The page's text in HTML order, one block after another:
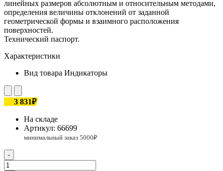
линейных размеров абсолютным и относительным методами,
определения величины отклонений от заданной
геометрической формы и взаимного расположения
поверхностей.
Технический паспорт.
Характеристики
Вид товара Индикаторы
3 831₽
На складе
Артикул: 66699
-